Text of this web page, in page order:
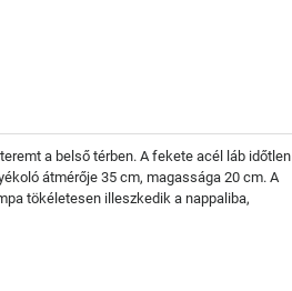
a belső térben. A fekete acél láb időtlen
átmérője 35 cm, magassága 20 cm. A
tökéletesen illeszkedik a nappaliba,